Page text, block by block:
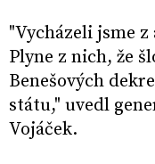
"Vycházeli jsme
Plyne z nich, že
Benešových
státu," uvedl
Vojáček.